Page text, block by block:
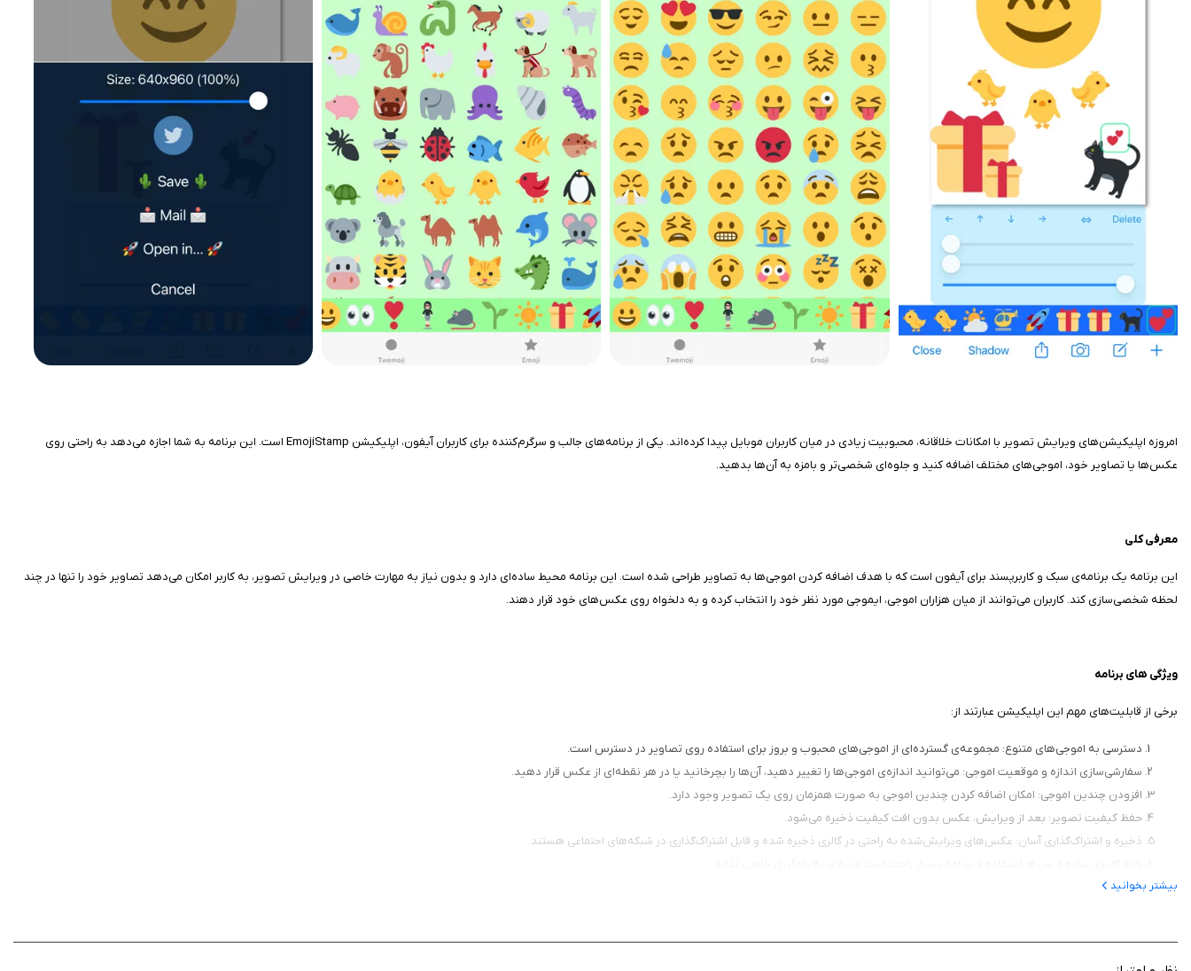
امروزه اپلیکیشن‌های ویرایش تصویر با امکانات خلاقانه، محبوبیت زیادی در میان کاربران موبایل پیدا کرده‌اند. یکی از برنامه‌های جالب و سرگرم‌کننده برای کاربران آیفون، اپلیکیشن EmojiStamp است. این برنامه به شما اجازه می‌دهد به راحتی روی
عکس‌ها یا تصاویر خود، اموجی‌های مختلف اضافه کنید و جلوه‌ای شخصی‌تر و بامزه به آن‌ها بدهید.
معرفی کلی
این برنامه یک برنامه‌ی سبک و کاربرپسند برای آیفون است که با هدف اضافه کردن اموجی‌ها به تصاویر طراحی شده است. این برنامه محیط ساده‌ای دارد و بدون نیاز به مهارت خاصی در ویرایش تصویر، به کاربر امکان می‌دهد تصاویر خود را تنها در چند
لحظه شخصی‌سازی کند. کاربران می‌توانند از میان هزاران اموجی، ایموجی مورد نظر خود را انتخاب کرده و به دلخواه روی عکس‌های خود قرار دهند.
ویژگی‌ های برنامه
برخی از قابلیت‌های مهم این اپلیکیشن عبارتند از:
دسترسی به اموجی‌های متنوع: مجموعه‌ی گسترده‌ای از اموجی‌های محبوب و بروز برای استفاده روی تصاویر در دسترس است.
سفارشی‌سازی اندازه و موقعیت اموجی: می‌توانید اندازه‌ی اموجی‌ها را تغییر دهید، آن‌ها را بچرخانید یا در هر نقطه‌ای از عکس قرار دهید.
افزودن چندین اموجی: امکان اضافه کردن چندین اموجی به صورت همزمان روی یک تصویر وجود دارد.
حفظ کیفیت تصویر: بعد از ویرایش، عکس بدون افت کیفیت ذخیره می‌شود.
ذخیره و اشتراک‌گذاری آسان: عکس‌های ویرایش‌شده به راحتی در گالری ذخیره شده و قابل اشتراک‌گذاری در شبکه‌های اجتماعی هستند.
مزایای استفاده
بیشتر بخوانید